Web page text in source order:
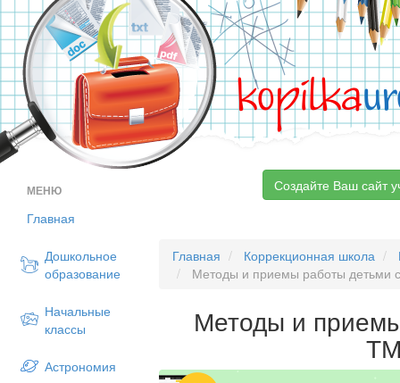
kopilka
МЕНЮ
Главная
Дошкольное
образование
Начальные
классы
Астрономия
Создайте Ваш сайт
Главная Коррекционная школа
Методы и приемы работы детьми
Методы и